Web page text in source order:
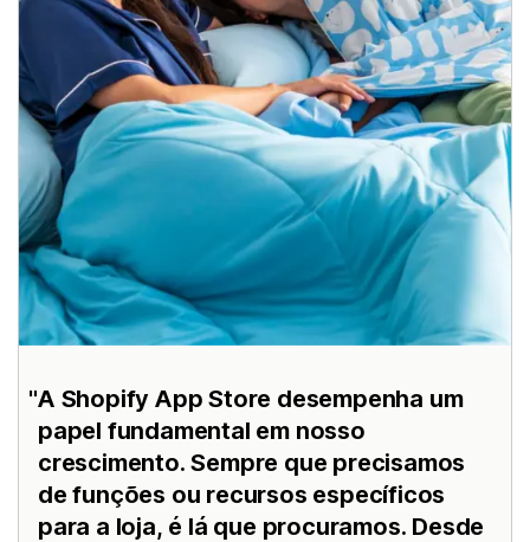
A Shopify App Store desempenha um
papel fundamental em nosso
crescimento. Sempre que precisamos
de funções ou recursos específicos
para a loja, é lá que procuramos. Desde